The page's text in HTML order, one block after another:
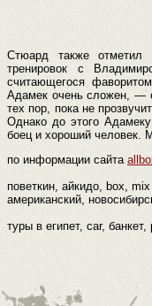
Стюард также отметил
тренировок с
считающегося
Адамек очень сложен, —
тех пор, пока не
Однако до этого
боец и хороший человек.
по информации сайта
поветкин, айкидо, box,
американский,
туры в египет, car,